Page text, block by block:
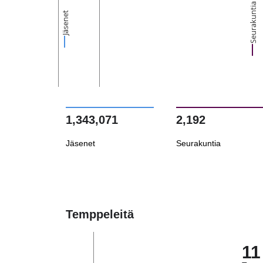
Jäsenet Seurakuntia
1,343,071
Jäsenet
2,192
Seurakuntia
Temppeleitä
11